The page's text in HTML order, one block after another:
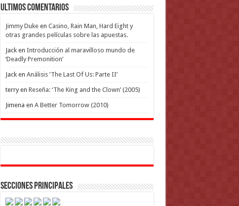
Ultimos Comentarios
Jimmy Dukeen Casino, Rain Man, Hard Eight y
otras grandes películas sobre las apuestas.
Jacken Introducción al maravilloso mundo de
‘Deadly Premonition’
Jacken Análisis ‘The Last Of Us: Parte II’
terryen Reseña: ‘The King and the Clown’ (2005)
Jimena en A Better Tomorrow (2010)
Secciones Principales